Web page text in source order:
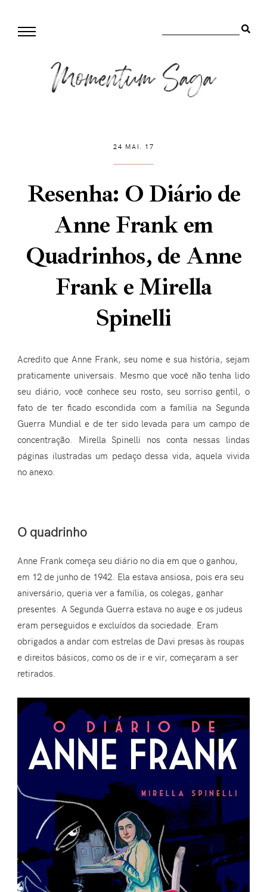
24 MAI. 17
Resenha: O Diário de
Anne Frank em
Quadrinhos, de Anne
Frank e Mirella
Spinelli
Acredito que Anne Frank, seu nome e sua história, sejam
praticamente universais. Mesmo que você não tenha lido
seu diário, você conhece seu rosto, seu sorriso gentil, o
fato de ter ficado escondida com a família na Segunda
Guerra Mundial e de ter sido levada para um campo de
concentração. Mirella Spinelli nos conta nessas lindas
páginas ilustradas um pedaço dessa vida, aquela vivida
no anexo.
O quadrinho
Anne Frank começa seu diário no dia em que o ganhou,
em 12 de junho de 1942. Ela estava ansiosa, pois era seu
aniversário, queria ver a família, os colegas, ganhar
presentes. A Segunda Guerra estava no auge e os judeus
eram perseguidos e excluídos da sociedade. Eram
obrigados a andar com estrelas de Davi presas às roupas
e direitos básicos, como os de ir e vir, começaram a ser
retirados.